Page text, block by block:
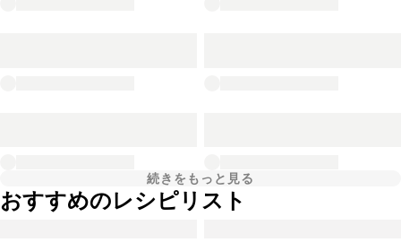
続きをもっと見る
おすすめのレシピリスト